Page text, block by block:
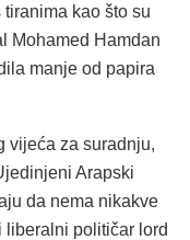
kao što su
Mohamed Hamdan
manje od papira
vijeća za suradnju,
Arapski
da nema nikakve
liberalni političar lord